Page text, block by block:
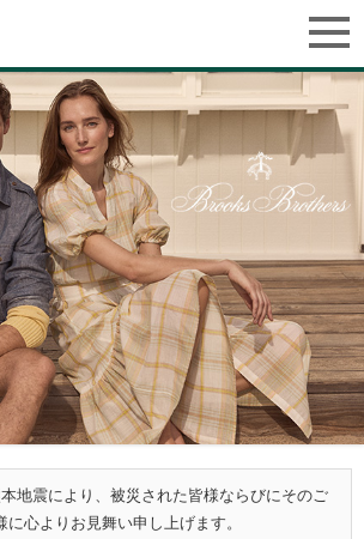
地震により、被災された皆様ならびにそのご
心よりお見舞い申し上げます。